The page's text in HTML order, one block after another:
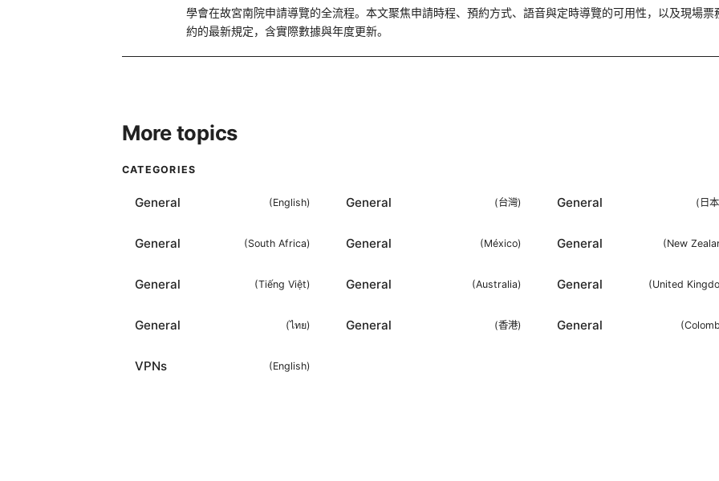
學會在故宮南院申請導覽的全流程。本文聚焦申請時程、預約方式、語音與定時導覽的可用性，以及現場票
約的最新規定，含實際數據與年度更新。
More topics
CATEGORIES
General (English) General (台灣) General ( 日
General (South Africa) General (México) General (New
General (Tiếng Việt) General (Australia) General (United
General (ไทย) General (香港) General (
VPNs (English)